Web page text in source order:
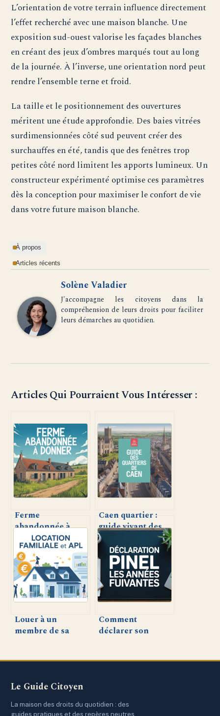
L’orientation de votre terrain influence directement
l’effet recherché avec une maison blanche. Une
exposition sud-ouest valorise les façades blanches
en créant des jeux d’ombres marqués tout au long
de la journée. À l’inverse, une orientation nord peut
rendre l’ensemble terne et froid.
La taille et le positionnement des ouvertures
méritent une étude approfondie. Des baies vitrées
surdimensionnées côté sud peuvent créer des
surchauffes en été, tandis que des fenêtres trop
petites côté nord limitent les apports lumineux. Un
constructeur expérimenté optimise ces paramètres
dès la conception pour maximiser le confort de vie
dans votre future maison blanche.
À propos
Articles récents
Solène Valadier
J'accompagne les citoyens dans la
compréhension de leurs droits pour faciliter
leurs démarches au quotidien.
Articles Qui Pourraient Vous Intéresser :
Ferme
abandonnée à
donner : comment
en bénéficier et
quels enjeux ?
Caen quartier :
guide vivant des
meilleurs lieux où
vivre et sortir
Louer à un
membre de sa
faut savoir
Comment
déclarer son
année – Guide
Le Guide Citoyen
La maison des droits du quotidien : des
guides pratiques et des repères neutres